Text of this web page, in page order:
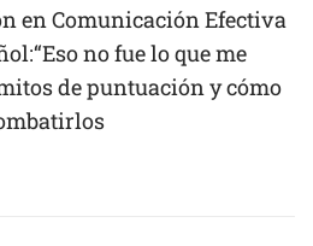
en Comunicación Efectiva
no fue lo que me
de puntuación y cómo